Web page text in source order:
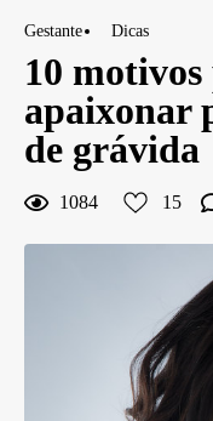
Gestante Dicas
10 motivos
apaixonar
de grávida
1084 15